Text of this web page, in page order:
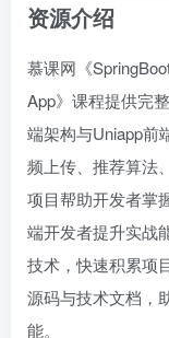
资源介绍
慕课网《
App》课程提供完
端架构与Uniapp前
频上传、推荐算法
项目帮助开发者掌
端开发者提升实战
技术，快速积累项
源码与技术文档，
能。